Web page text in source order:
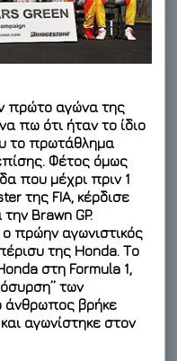
πρώτο αγώνα της
πω ότι ήταν το ίδιο
το πρωτάθλημα
Φέτος όμως
που μέχρι πριν 1
της FIA, κέρδισε
Brawn GP.
ο πρώην αγωνιστικός
της Honda. Το
στη Formula 1,
των
άνθρωπος βρήκε
αγωνίστηκε στον